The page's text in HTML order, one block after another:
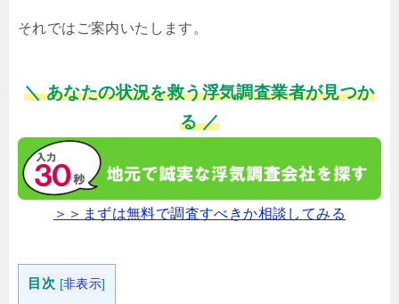
それではご案内いたします。
＼ あなたの状況を救う浮気調査業者が見つか
る ／
＞＞まずは無料で調査すべきか相談してみる
目次 [非表示]